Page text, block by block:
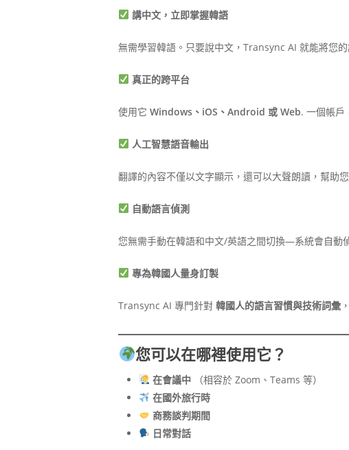
講中文，立即掌握韓語
無需學習韓語。只要說中文，Transync AI 就能將您
真正的跨平台
使用它 Windows、iOS、Android 或 Web. 一個帳戶
人工智慧語音輸出
翻譯的內容不僅以文字顯示，還可以大聲朗讀，幫助
自動語言偵測
您無需手動在韓語和中文/英語之間切換—系統會自動
專為韓國人量身訂製
Transync AI 專門針對 韓國人的語言習慣與技術詞彙
您可以在哪裡使用它？
在會議中（相容於 Zoom、Teams 等）
在國外旅行時
商務談判期間
日常對話